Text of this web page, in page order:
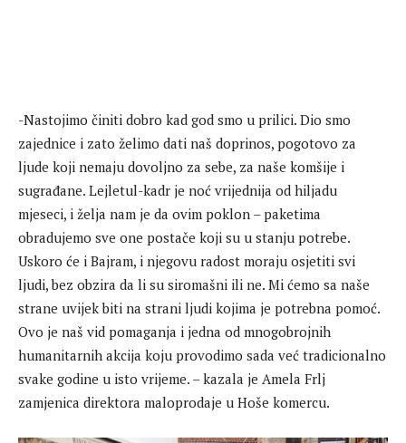
-Nastojimo činiti dobro kad god smo u prilici. Dio smo
zajednice i zato želimo dati naš doprinos, pogotovo za
ljude koji nemaju dovoljno za sebe, za naše komšije i
sugrađane. Lejletul-kadr je noć vrijednija od hiljadu
mjeseci, i želja nam je da ovim poklon – paketima
obradujemo sve one postače koji su u stanju potrebe.
Uskoro će i Bajram, i njegovu radost moraju osjetiti svi
ljudi, bez obzira da li su siromašni ili ne. Mi ćemo sa naše
strane uvijek biti na strani ljudi kojima je potrebna pomoć.
Ovo je naš vid pomaganja i jedna od mnogobrojnih
humanitarnih akcija koju provodimo sada već tradicionalno
svake godine u isto vrijeme. – kazala je Amela Frlj
zamjenica direktora maloprodaje u Hoše komercu.